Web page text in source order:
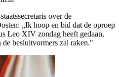
over de
„Ik hoop en bid dat de oproep
Leo XIV zondag heeft gedaan,
besluitvormers zal raken."